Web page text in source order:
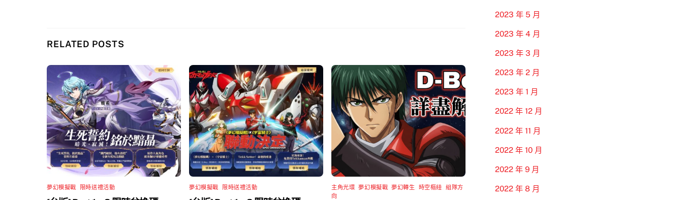
RELATED POSTS
夢幻模擬戰 限時送禮活動 夢幻模擬戰 限時送禮活動 主角光環 ,夢幻模擬戰 ,夢幻轉生 時空樞紐 ,組隊方
向
2023 年 5 月
2023 年 4 月
2023 年 3 月
2023 年 2 月
2023 年 1 月
2022 年 12 月
2022 年 11 月
2022 年 10 月
2022 年 9 月
2022 年 8 月